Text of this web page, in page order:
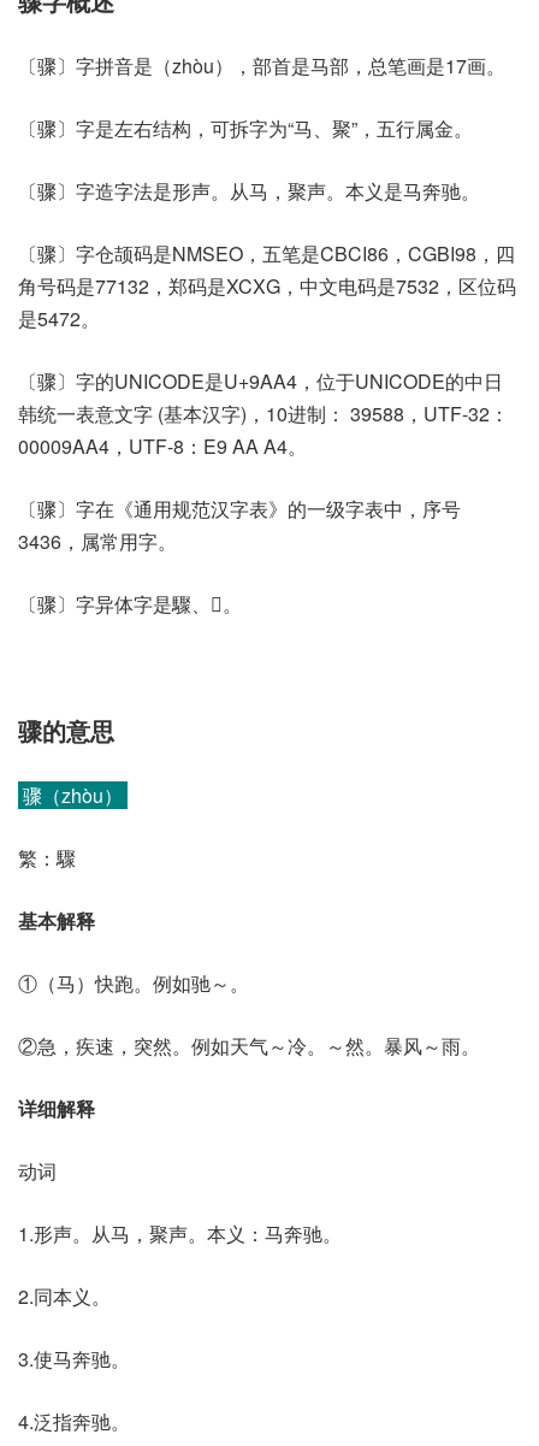
〔骤〕字拼音是（zhòu），部首是马部，总笔画是17画。
〔骤〕字是左右结构，可拆字为“马、聚”，五行属金。
〔骤〕字造字法是形声。从马，聚声。本义是马奔驰。
〔骤〕字仓颉码是NMSEO，五笔是CBCI86，CGBI98，四
角号码是77132，郑码是XCXG，中文电码是7532，区位码
是5472。
〔骤〕字的UNICODE是U+9AA4，位于UNICODE的中日
韩统一表意文字 (基本汉字)，10进制： 39588，UTF-32：
00009AA4，UTF-8：E9 AA A4。
〔骤〕字在《通用规范汉字表》的一级字表中，序号
3436，属常用字。
〔骤〕字异体字是驟、𩧁。
骤的意思
骤（zhòu）
繁：驟
基本解释
①（马）快跑。例如驰～。
②急，疾速，突然。例如天气～冷。～然。暴风～雨。
详细解释
动词
1.形声。从马，聚声。本义：马奔驰。
2.同本义。
3.使马奔驰。
4.泛指奔驰。